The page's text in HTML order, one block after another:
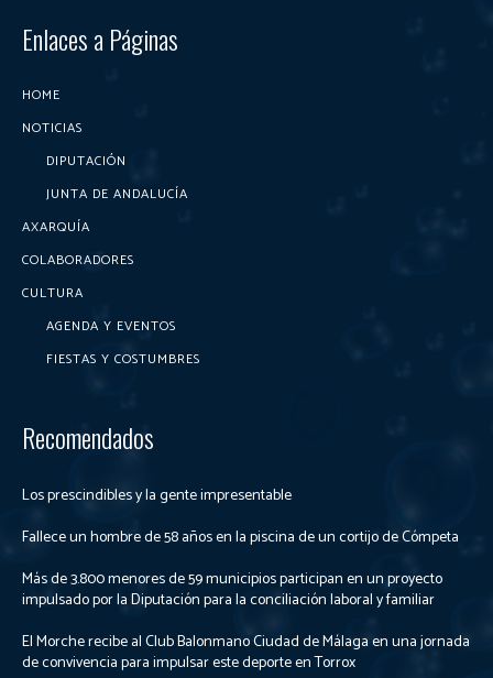
Enlaces a Páginas
HOME
NOTICIAS
DIPUTACIÓN
JUNTA DE ANDALUCÍA
AXARQUÍA
COLABORADORES
CULTURA
AGENDA Y EVENTOS
FIESTAS Y COSTUMBRES
Recomendados
Los prescindibles y la gente impresentable
Fallece un hombre de 58 años en la piscina de un cortijo de Cómpeta
Más de 3.800 menores de 59 municipios participan en un proyecto
impulsado por la Diputación para la conciliación laboral y familiar
El Morche recibe al Club Balonmano Ciudad de Málaga en una jornada
de convivencia para impulsar este deporte en Torrox